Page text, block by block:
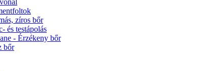
zíros bőr
és testápolás
- Érzékeny bőr
bőr